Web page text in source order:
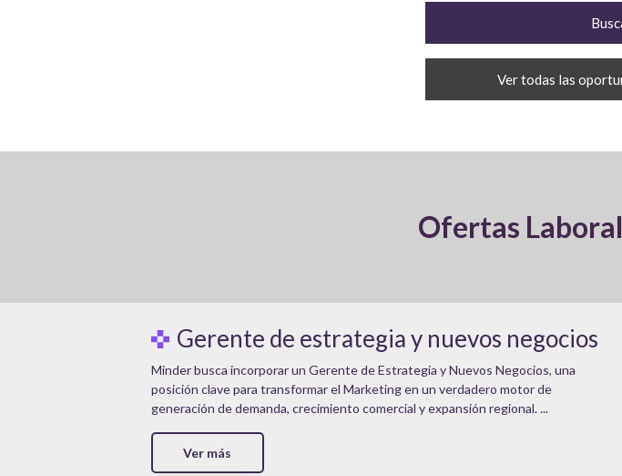
Ver todas las
Ofertas
Gerente de estrategia y nuevos negocios
Minder busca incorporar un Gerente de Estrategia y Nuevos Negocios, una
posición clave para transformar el Marketing en un verdadero motor de
generación de demanda, crecimiento comercial y expansión regional. ...
Ver más